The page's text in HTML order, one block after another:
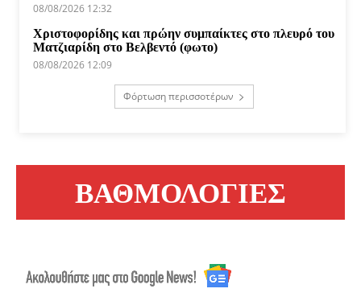
08/08/2026 12:32
Χριστοφορίδης και πρώην συμπαίκτες στο πλευρό του
Ματζιαρίδη στο Βελβεντό (φωτο)
08/08/2026 12:09
Φόρτωση περισσοτέρων
ΒΑΘΜΟΛΟΓΙΕΣ